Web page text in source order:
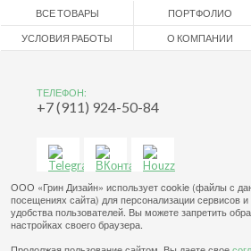
ВСЕ ТОВАРЫ ПОРТФОЛИО
УСЛОВИЯ РАБОТЫ О КОМПАНИИ
ТЕЛЕФОН:
+7 (911) 924-50-84
ООО «Грин Дизайн» использует cookie (файлы с
посещениях сайта) для персонализации сервисов
удобства пользователей. Вы можете запретить
настройках своего браузера.